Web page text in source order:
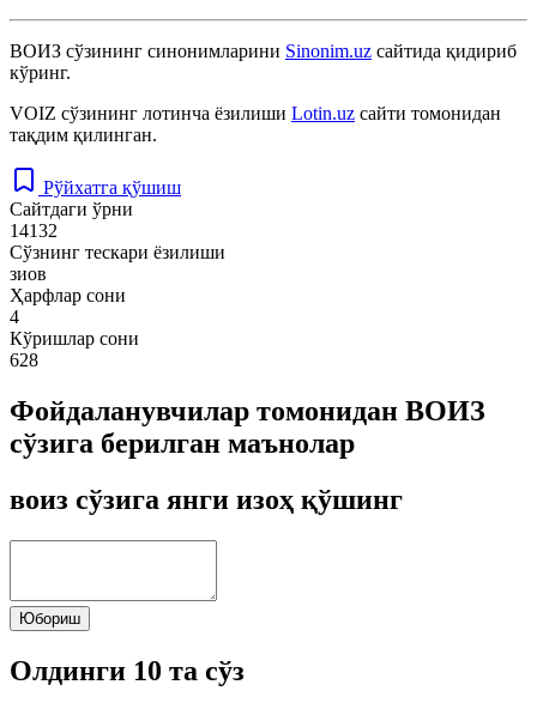
ВОИЗ сўзининг синонимларини Sinonim.uz сайтида қидириб
кўринг.
VOIZ сўзининг лотинча ёзилиши Lotin.uz сайти томонидан
тақдим қилинган.
Рўйхатга қўшиш
Сайтдаги ўрни
14132
Сўзнинг тескари ёзилиши
зиов
Ҳарфлар сони
4
Кўришлар сони
628
Фойдаланувчилар томонидан ВОИЗ
сўзига берилган маънолар
воиз сўзига янги изоҳ қўшинг
Юбориш
Олдинги 10 та сўз